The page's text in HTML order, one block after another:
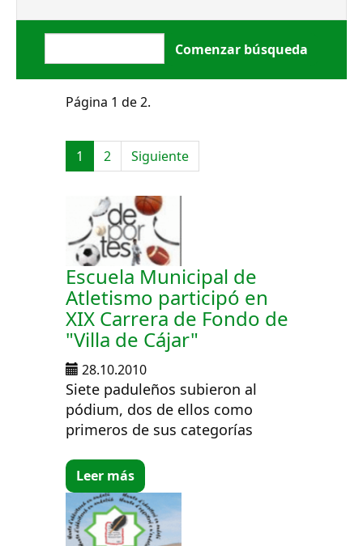
Página 1 de 2.
1 2 Siguiente
Escuela Municipal de
Atletismo participó en
XIX Carrera de Fondo de
"Villa de Cájar"
28.10.2010
Siete paduleños subieron al
pódium, dos de ellos como
primeros de sus categorías
Leer más